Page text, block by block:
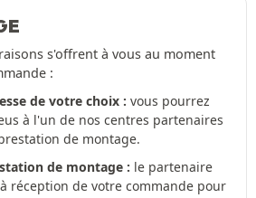
s'offrent à vous au moment
:
de votre choix : vous pourrez
à l'un de nos centres partenaires
de montage.
de montage : le partenaire
réception de votre commande pour